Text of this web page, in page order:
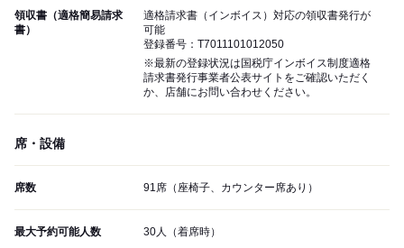
領収書（適格簡易請求
書）
適格請求書（インボイス）対応の領収書発行が
可能
登録番号：T7011101012050
※最新の登録状況は国税庁インボイス制度適格
請求書発行事業者公表サイトをご確認いただく
か、店舗にお問い合わせください。
席・設備
席数 91席（座椅子、カウンター席あり）
最大予約可能人数 30人（着席時）